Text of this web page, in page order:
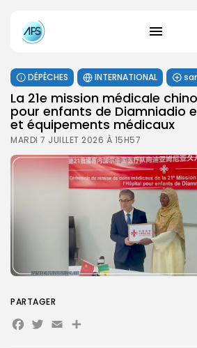
DÉPÊCHES INTERNATIONAL
La 21e mission médicale
pour enfants de Diamniadio
et équipements médicaux
MARDI 7 JUILLET 2026 À 15H57
PARTAGER
Facebook
Twitter
EmailPartager